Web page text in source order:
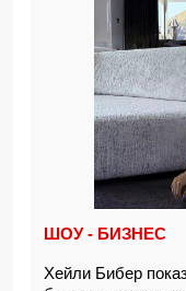
ШОУ - БИЗНЕС
Хейли Бибер